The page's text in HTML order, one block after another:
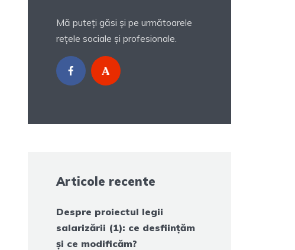
Mă puteți găsi și pe următoarele
rețele sociale și profesionale.
Articole recente
Despre proiectul legii
salarizării (1): ce desființăm
și ce modificăm?